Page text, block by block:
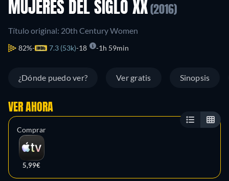
MUJERES DEL SIGLO XX (2016)
Título original: 20th Century Women
82% 7.3 (53k) 18 1h 59min
¿Dónde puedo ver? Ver gratis Sinopsis
VER AHORA
Comprar
5,99€